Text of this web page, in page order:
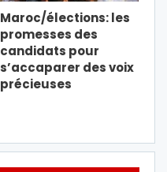
Maroc/élections: les
promesses des
candidats pour
s’accaparer des voix
précieuses